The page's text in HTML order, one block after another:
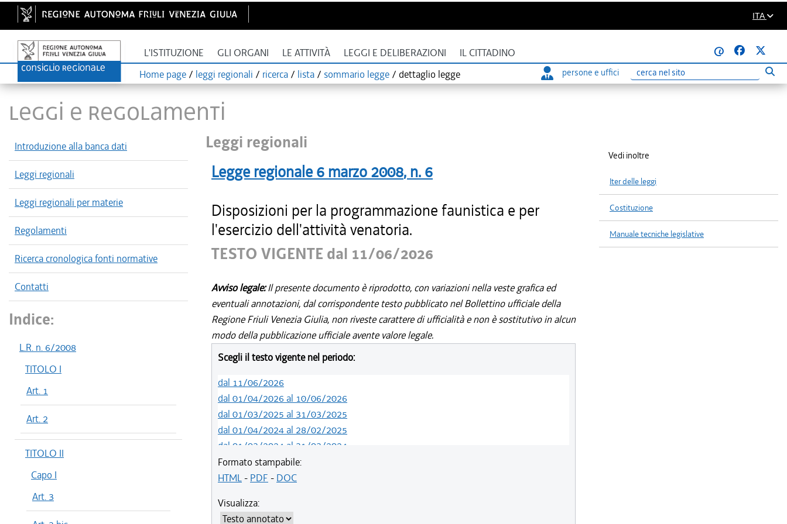
ITA
L'ISTITUZIONE GLI ORGANI LE ATTIVITÀ LEGGI E DELIBERAZIONI IL CITTADINO
@
Home page / leggi regionali / ricerca / lista / sommario legge / dettaglio legge persone e uffici
Ricerca
LEGGI E REGOLAMENTI
Introduzione alla banca dati
Leggi regionali
Leggi regionali per materie
Regolamenti
Ricerca cronologica fonti normative
Contatti
Indice:
L.R. n. 6/2008
TITOLO I
Art. 1
Art. 2
TITOLO II
Capo I
Art. 3
Leggi regionali
Legge regionale 6 marzo 2008, n. 6
Disposizioni per la programmazione faunistica e per
l'esercizio dell'attività venatoria.
TESTO VIGENTE dal 11/06/2026
Avviso legale:Il presente documento è riprodotto, con variazioni nella veste grafica ed
eventuali annotazioni, dal corrispondente testo pubblicato nel Bollettino ufficiale della
Regione Friuli Venezia Giulia, non riveste carattere di ufficialità e non è sostitutivo in alcun
modo della pubblicazione ufficiale avente valore legale.
Scegli il testo vigente nel periodo:
dal 11/06/2026
dal 01/04/2026 al 10/06/2026
dal 01/03/2025 al 31/03/2025
dal 01/04/2024 al 28/02/2025
dal 01/03/2024 al 31/03/2024
dal 01/01/2024 al 29/02/2024
dal 03/09/2023 al 31/12/2023
dal 07/03/2023 al 31/03/2023
Formato stampabile:
HTML- PDF - DOC
Visualizza:
Vedi inoltre
Iter delle leggi
Costituzione
Manuale tecniche legislative